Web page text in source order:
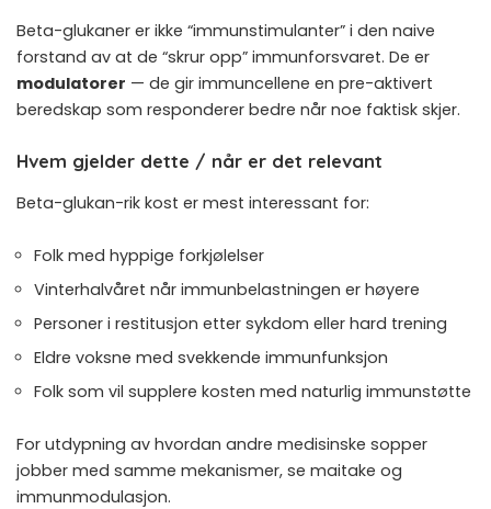
Beta-glukaner er ikke “immunstimulanter” i den naive
forstand av at de “skrur opp” immunforsvaret. De er
modulatorer — de gir immuncellene en pre-aktivert
beredskap som responderer bedre når noe faktisk skjer.
Hvem gjelder dette / når er det relevant
Beta-glukan-rik kost er mest interessant for:
Folk med hyppige forkjølelser
Vinterhalvåret når immunbelastningen er høyere
Personer i restitusjon etter sykdom eller hard trening
Eldre voksne med svekkende immunfunksjon
Folk som vil supplere kosten med naturlig immunstøtte
For utdypning av hvordan andre medisinske sopper
jobber med samme mekanismer, se maitake og
immunmodulasjon.